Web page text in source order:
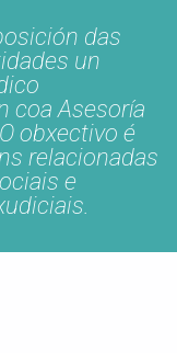
das
un
coa Asesoría
obxectivo é
relacionadas
e